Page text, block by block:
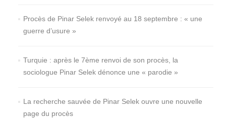
Procès de Pinar Selek renvoyé au 18 septembre : « une
guerre d’usure »
Turquie : après le 7ème renvoi de son procès, la
sociologue Pinar Selek dénonce une « parodie »
La recherche sauvée de Pinar Selek ouvre une nouvelle
page du procès